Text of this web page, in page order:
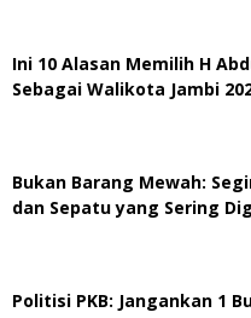
Ini 10 Alasan Memilih H
Sebagai Walikota Jambi
Bukan Barang Mewah:
dan Sepatu yang Sering
Politisi PKB: Jangankan 1